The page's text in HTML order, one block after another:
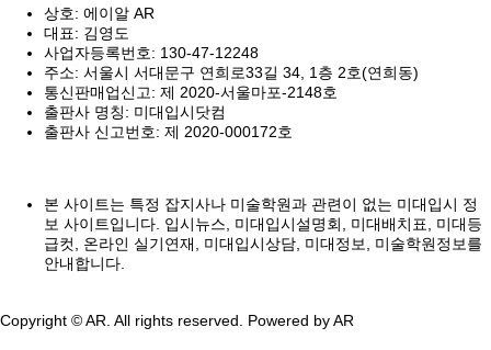
상호: 에이알 AR
대표: 김영도
사업자등록번호: 130-47-12248
주소: 서울시 서대문구 연희로33길 34, 1층 2호(연희동)
통신판매업신고: 제 2020-서울마포-2148호
출판사 명칭: 미대입시닷컴
출판사 신고번호: 제 2020-000172호
본 사이트는 특정 잡지사나 미술학원과 관련이 없는 미대입시 정
보 사이트입니다. 입시뉴스, 미대입시설명회, 미대배치표, 미대등
급컷, 온라인 실기연재, 미대입시상담, 미대정보, 미술학원정보를
안내합니다.
Copyright © AR. All rights reserved. Powered by AR